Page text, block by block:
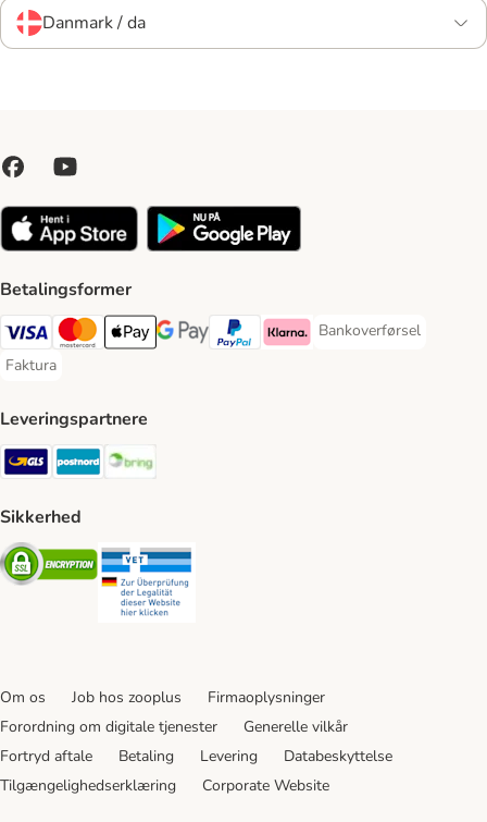
Danmark / da
Betalingsformer
VISA Payment Method
Mastercard Payment Method
Apply pay Payment Method
Google Pay Payment Method
paypal Payment Method
Klarna Payment Method
Bankoverførsel
Bankoverførsel
Faktura
Faktura Payment Method
Leveringspartnere
GLS Shipping Method
Postnord Shipping Method
Sikkerhed
Security
Om os Job hos zooplus
Firmaoplysninger
Forordning om digitale tjenester
Generelle vilkår
Fortryd aftale
Betaling Levering
Databeskyttelse
Tilgængelighedserklæring
Corporate Website